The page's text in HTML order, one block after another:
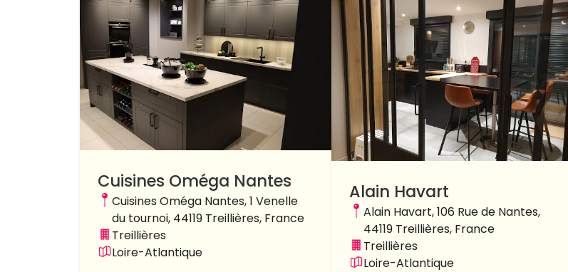
Cuisines Oméga Nantes
Cuisines Oméga Nantes, 1 Venelle
du tournoi, 44119 Treillières, France
Treillières
Loire-Atlantique
Alain Havart
Alain Havart, 106 Rue de Nantes,
44119 Treillières, France
Treillières
Loire-Atlantique